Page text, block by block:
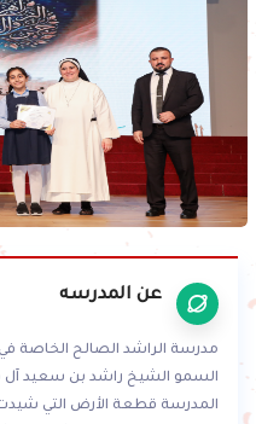
عن المدرسه
مدرسة الراشد الصالح الخاصة
السمو الشيخ راشد بن سعيد آل
المدرسة قطعة الأرض التي